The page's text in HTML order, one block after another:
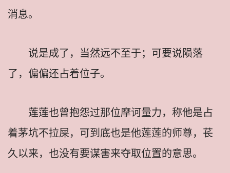
消息。
说是成了，当然远不至于；可要说陨落
了，偏偏还占着位子。
莲莲也曾抱怨过那位摩诃量力，称他是占
着茅坑不拉屎，可到底也是他莲莲的师尊，苌
久以来，也没有要谋害来夺取位置的意思。